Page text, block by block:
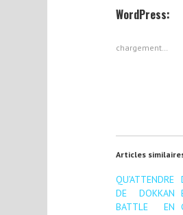
WordPress:
chargement…
Articles
QU’ATTENDRE
DE DOKKAN
BATTLE EN